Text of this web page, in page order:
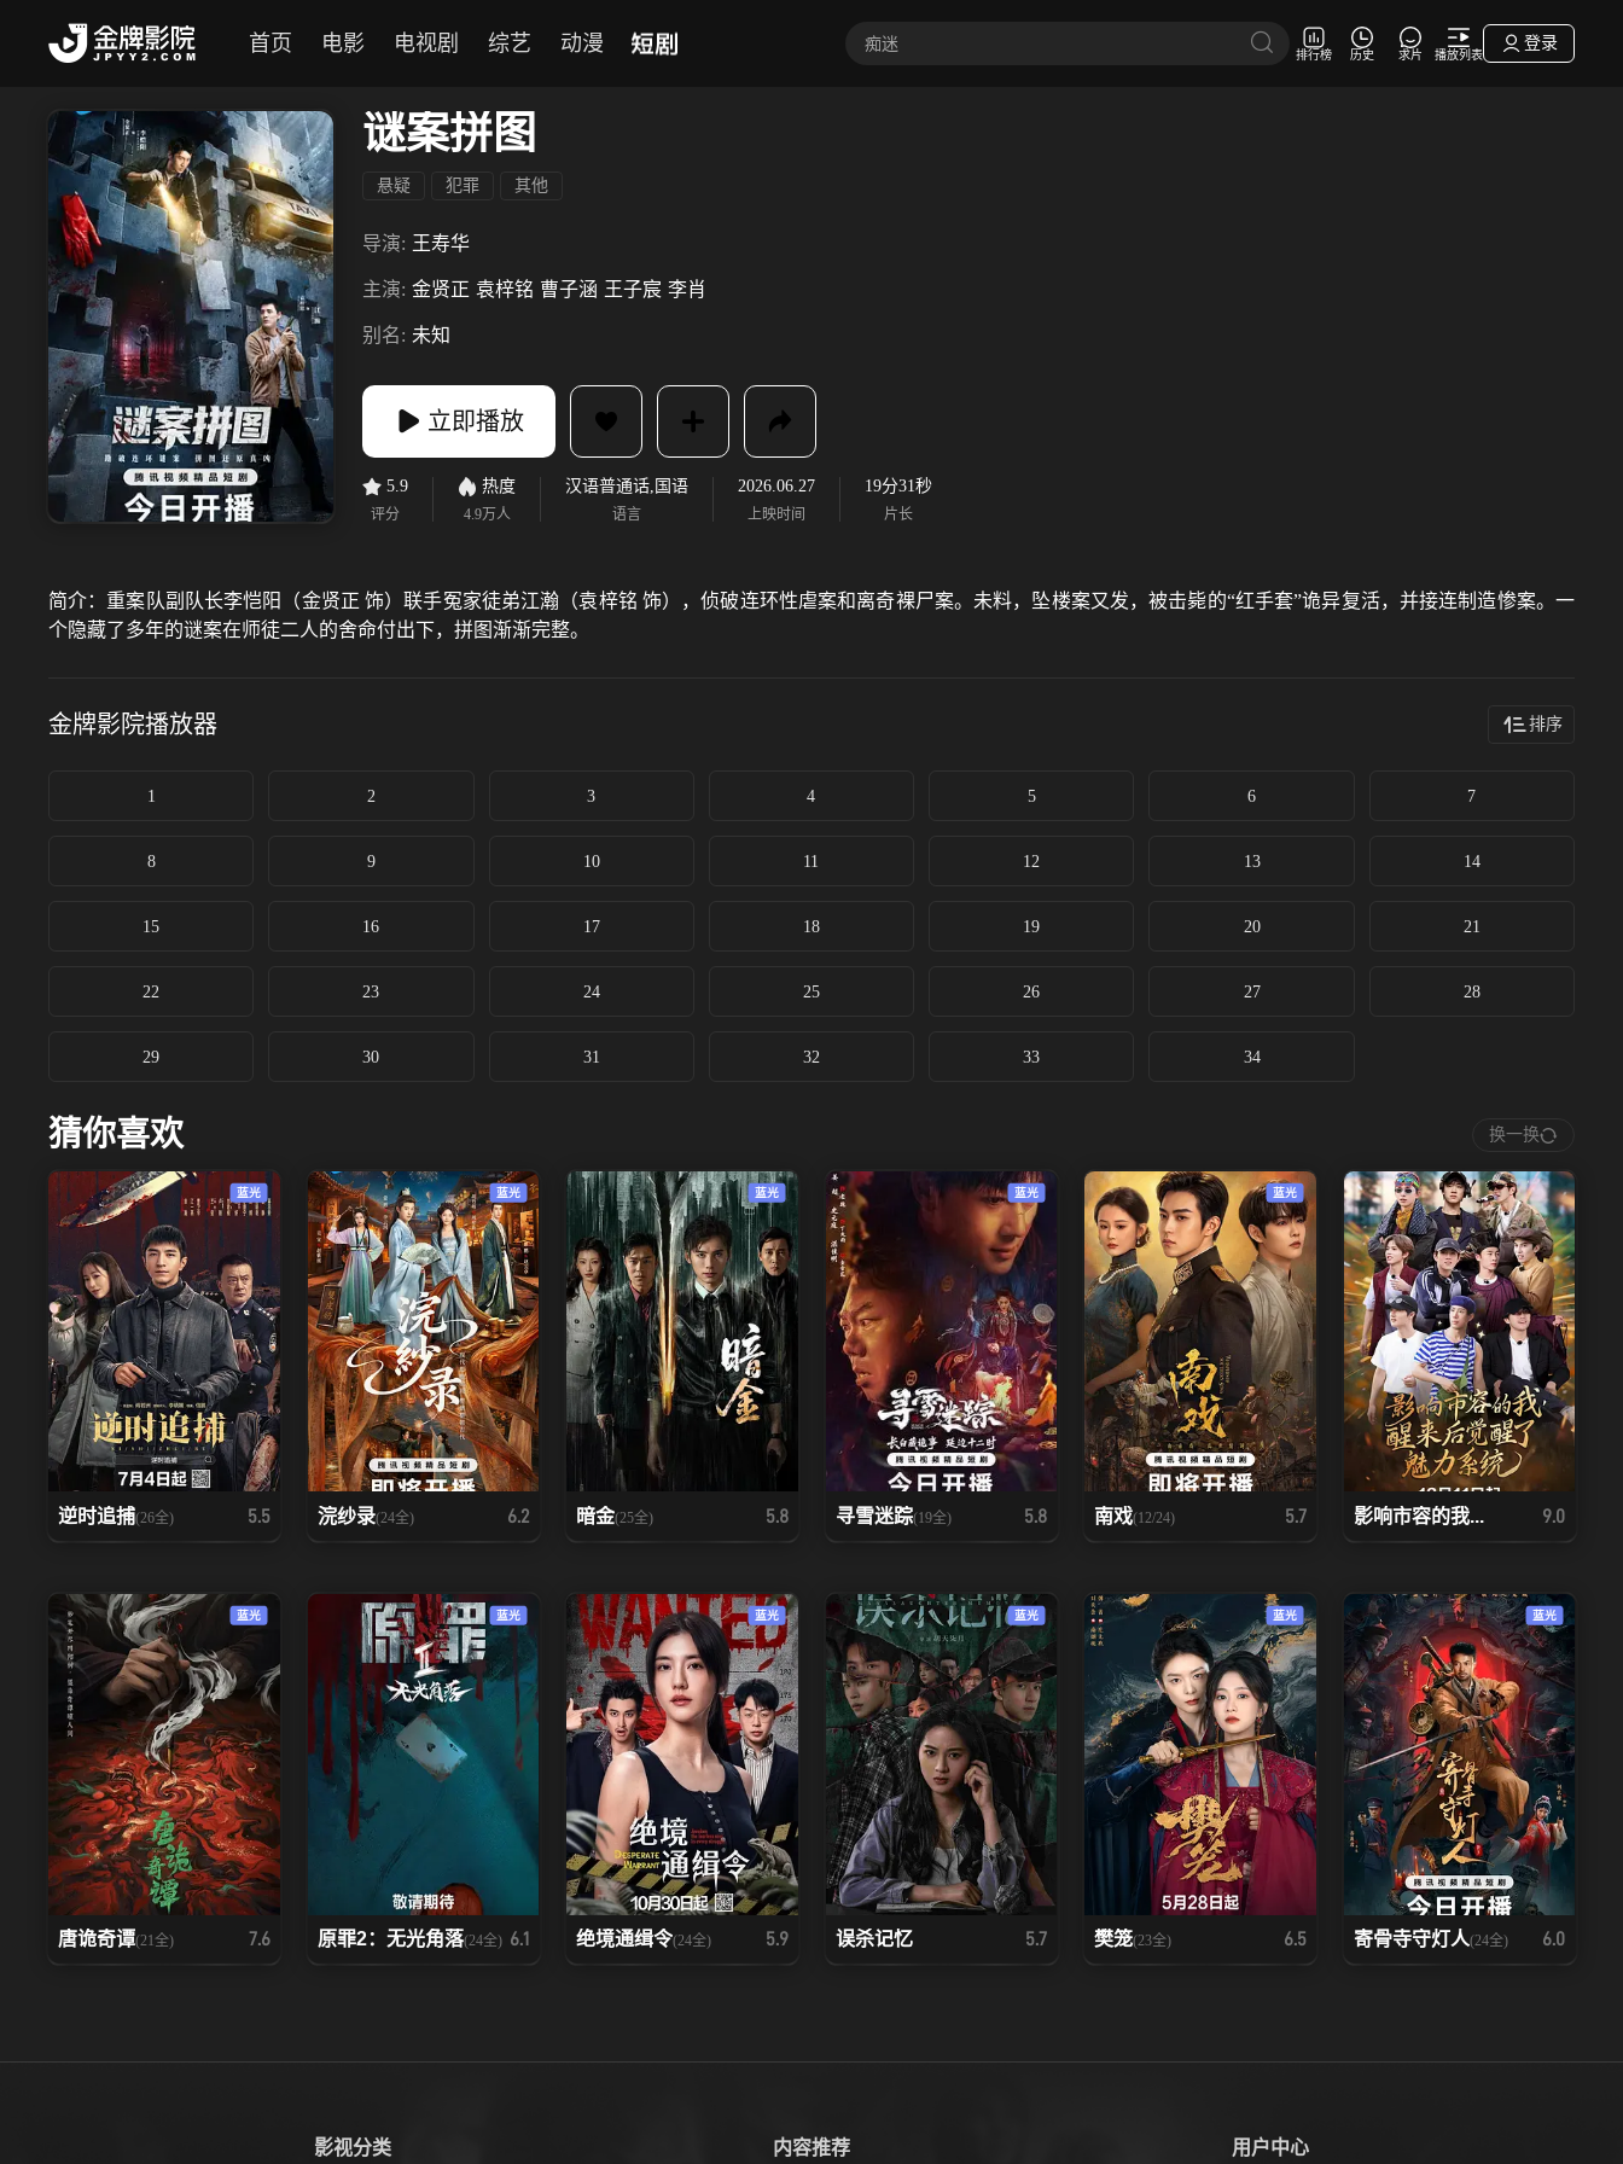
首页 电影 电视剧 综艺 动漫 短剧 排行榜 历史 求片 播放列表
登录
谜案拼图
悬疑 犯罪 其他
导演: 王寿华
主演: 金贤正 袁梓铭 曹子涵 王子宸 李肖
别名: 未知
立即播放
5.9
评分
热度
4.9万人
汉语普通话,国语
语言
2026.06.27
上映时间
19分31秒
片长
简介： 重案队副队长李恺阳（金贤正 饰）联手冤家徒弟江瀚（袁梓铭 饰），侦破连环性虐案和离奇裸尸案。未料，坠楼案又发，被击毙的“红手套”诡异复活，并接连制造惨案。一
个隐藏了多年的谜案在师徒二人的舍命付出下，拼图渐渐完整。
金牌影院播放器 排序
1 2 3 4 5 6 7
8 9 10 11 12 13 14
15 16 17 18 19 20 21
22 23 24 25 26 27 28
29 30 31 32 33 34
猜你喜欢 换一换
蓝光
逆时追捕(26全) 5.5
蓝光
浣纱录(24全) 6.2
蓝光
暗金(25全) 5.8
蓝光
寻雪迷踪(19全) 5.8
蓝光
南戏(12/24) 5.7 影响市容的我... 9.0
蓝光
唐诡奇谭(21全) 7.6
蓝光
原罪2：无光角落(24全) 6.1
蓝光
绝境通缉令(24全) 5.9
蓝光
误杀记忆 5.7
蓝光
樊笼(23全) 6.5
蓝光
寄骨寺守灯人(24全) 6.0
影视分类 内容推荐 用户中心